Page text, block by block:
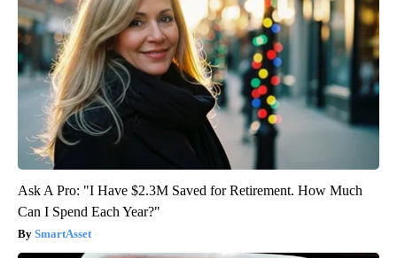
Ask A Pro: "I Have $2.3M Saved for Retirement. How Much
Can I Spend Each Year?"
SmartAsset